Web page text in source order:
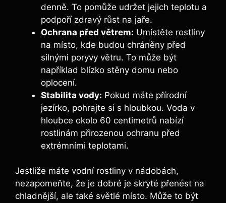
denně. To pomůže udržet jejich teplotu a
podpoří zdravý růst na jaře.
Ochrana před větrem: Umístěte rostliny
na místo, kde budou chráněny před
silnými poryvy větru. To může být
například blízko stěny domu nebo
oplocení.
Stabilita vody: Pokud máte přírodní
jezírko, pohrajte si s hloubkou. Voda v
hloubce okolo 60 centimetrů nabízí
rostlinám přirozenou ochranu před
extrémními teplotami.
Jestliže máte vodní rostliny v nádobách,
nezapomeňte, že je dobré je skryté přenést na
chladnější, ale také světlé místo. Může to být